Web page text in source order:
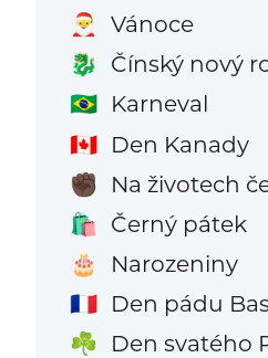
🎅 Vánoce
🐉 Čínský nový
🇧🇷 Karneval
🇨🇦 Den Kanady
✊🏿 Na životech
🛍️ Černý pátek
🎂 Narozeniny
🇫🇷 Den pádu
☘️ Den svatého